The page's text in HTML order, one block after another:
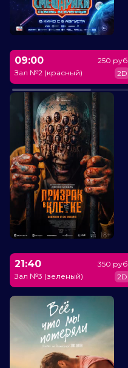
09:00
Зал №2 (красный)
250 руб.
2D
21:40
Зал №3 (зеленый)
350 руб.
2D